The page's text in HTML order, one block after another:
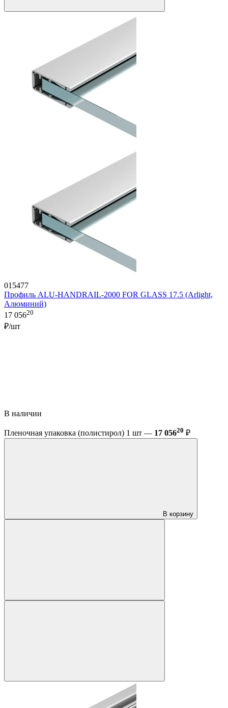
015477
Профиль ALU-HANDRAIL-2000 FOR GLASS 17.5 (Arlight,
Алюминий)
17 05620
₽/шт
В наличии
Пленочная упаковка (полистирол) 1 шт — 17 05620 ₽
В корзину